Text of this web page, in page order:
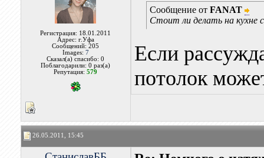
Регистрация: 18.01.2011
Адрес: г.Уфа
Сообщений: 205
Images: 7
Сказал(а) спасибо: 0
Поблагодарили: 0 раз(а)
Репутация:579
Сообщение от FANAT
Стоит ли делать на кухне
Если
потолок
26.05.2011, 15:45